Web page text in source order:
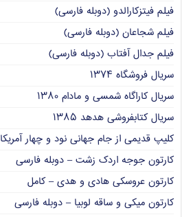
فیلم فیتزکارالدو (دوبله فارسی)
فیلم شجاعان (دوبله فارسی)
فیلم جدال آفتاب (دوبله فارسی)
سریال فروشگاه ۱۳۷۴
سریال کاراگاه شمسی و مادام ۱۳۸۰
سریال کتابفروشی هدهد ۱۳۸۵
کلیپ قدیمی از جام جهانی نود و چهار آمریکا
کارتون جوجه اردک زشت – دوبله فارسی
کارتون عروسکی هادی و هدی – کامل
کارتون میکی و ساقه لوبیا – دوبله فارسی